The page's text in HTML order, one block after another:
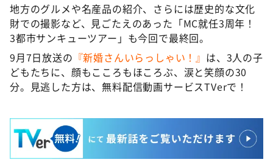
地方のグルメや名産品の紹介、さらには歴史的な文化
財での撮影など、見ごたえのあった「MC就任3周年！
3都市サンキューツアー」も今回で最終回。
9月7日放送の 『新婚さんいらっしゃい！』 は、3人の子
どもたちに、顔もこころもほころぶ、涙と笑顔の30
分。見逃した方は、無料配信動画サービスTVerで！